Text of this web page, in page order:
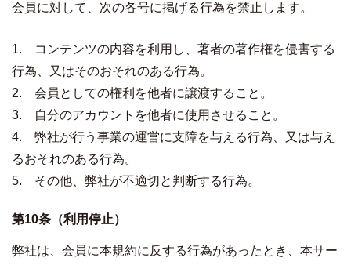
会員に対して、次の各号に掲げる行為を禁止します。
1. コンテンツの内容を利用し、著者の著作権を侵害する
行為、又はそのおそれのある行為。
2. 会員としての権利を他者に譲渡すること。
3. 自分のアカウントを他者に使用させること。
4. 弊社が行う事業の運営に支障を与える行為、又は与え
るおそれのある行為。
5. その他、弊社が不適切と判断する行為。
第10条（利用停止）
弊社は、会員に本規約に反する行為があったとき、本サー